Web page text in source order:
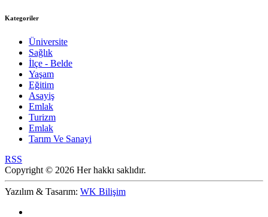
Kategoriler
Üniversite
Sağlık
İlçe - Belde
Yaşam
Eğitim
Asayiş
Emlak
Turizm
Emlak
Tarım Ve Sanayi
RSS
Copyright © 2026 Her hakkı saklıdır.
Yazılım & Tasarım: WK Bilişim